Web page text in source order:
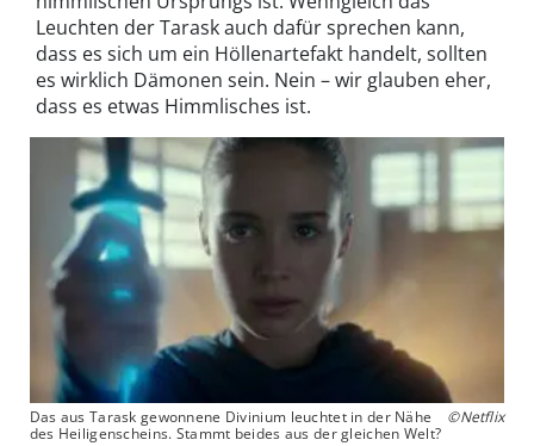
Leuchten der Tarask auch dafür sprechen kann,
dass es sich um ein Höllenartefakt handelt, sollten
es wirklich Dämonen sein. Nein – wir glauben eher,
dass es etwas Himmlisches ist.
Das aus Tarask gewonnene Divinium leuchtet in der Nähe
des Heiligenscheins. Stammt beides aus der gleichen Welt?
©Netflix